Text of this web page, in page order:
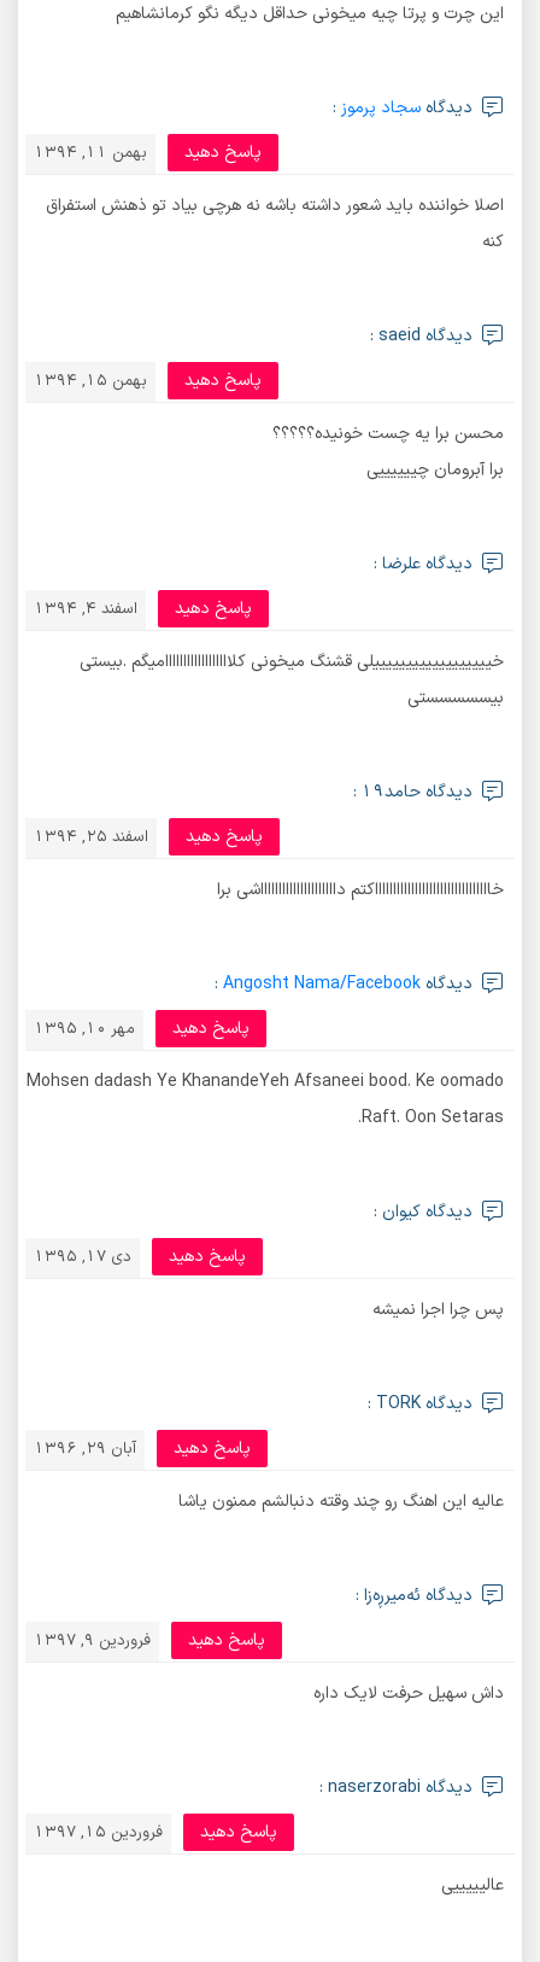
این چرت و پرتا چیه میخونی حداقل دیگه نگو کرمانشاهیم
دیدگاه سجاد پرموز :
بهمن 11, 1394 پاسخ دهید
اصلا خواننده باید شعور داشته باشه نه هرچی بیاد تو ذهنش استفراق
کنه
دیدگاه saeid :
بهمن 15, 1394 پاسخ دهید
محسن برا یه چست خونیده؟؟؟؟؟
برا آبرومان چییییییی
دیدگاه علرضا :
اسفند 4, 1394 پاسخ دهید
خییییییییییییییییییلی قشنگ میخونی کلاااااااااااااااااامیگم .بیستی
بیسسسسستی
دیدگاه حامد19 :
اسفند 25, 1394 پاسخ دهید
خااااااااااااااااااااااااااااااااکتم داااااااااااااااااااااشی برا
دیدگاه Angosht Nama/Facebook
:
مهر 10, 1395 پاسخ دهید
Mohsen dadash Ye KhanandeYeh Afsaneei bood. Ke oomado
Raft. Oon Setaras.
دیدگاه کیوان :
دی 17, 1395 پاسخ دهید
پس چرا اجرا نمیشه
دیدگاه TORK :
آبان 29, 1396 پاسخ دهید
عالیه این اهنگ رو چند وقته دنبالشم ممنون یاشا
دیدگاه ئەمیرڕەزا :
فروردین 9, 1397 پاسخ دهید
داش سهیل حرفت لایک داره
دیدگاه naserzorabi :
فروردین 15, 1397 پاسخ دهید
عالیییییی